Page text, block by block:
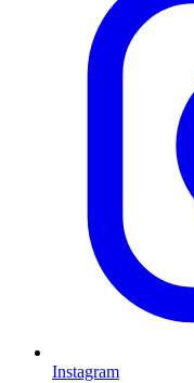
Instagram